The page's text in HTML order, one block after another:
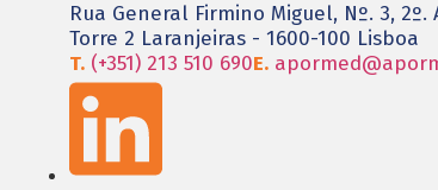
Rua General Firmino Miguel, Nº. 3, 2º.
Torre 2 Laranjeiras - 1600-100 Lisboa
T. (+351) 213 510 690E.